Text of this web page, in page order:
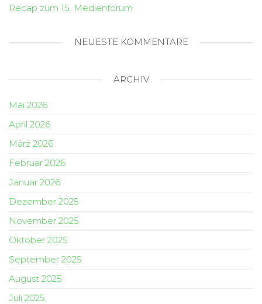
Recap zum 15. Medienforum
NEUESTE KOMMENTARE
ARCHIV
Mai 2026
April 2026
März 2026
Februar 2026
Januar 2026
Dezember 2025
November 2025
Oktober 2025
September 2025
August 2025
Juli 2025